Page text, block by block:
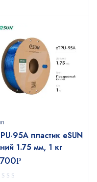
95A пластик eSUN
1.75 мм, 1 кг
Р